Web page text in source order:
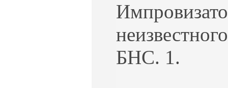
БНС. 1.